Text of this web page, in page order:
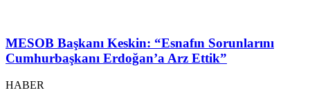
MESOB Başkanı Keskin: “Esnafın Sorunlarını
Cumhurbaşkanı Erdoğan’a Arz Ettik”
HABER